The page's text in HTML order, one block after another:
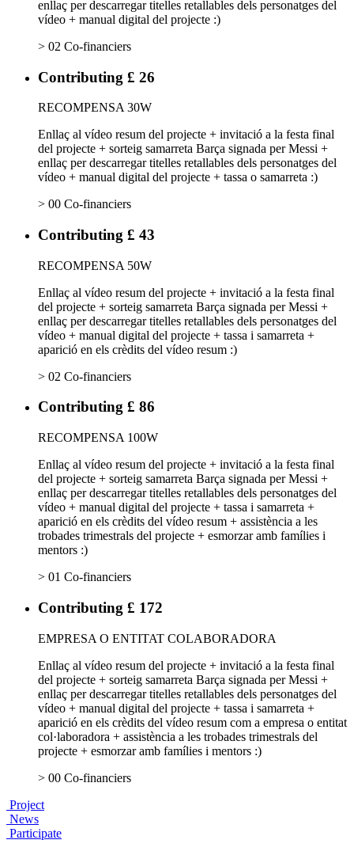
enllaç per descarregar titelles retallables dels personatges del
vídeo + manual digital del projecte :)
> 02 Co-financiers
Contributing £ 26
RECOMPENSA 30W
Enllaç al vídeo resum del projecte + invitació a la festa final
del projecte + sorteig samarreta Barça signada per Messi +
enllaç per descarregar titelles retallables dels personatges del
vídeo + manual digital del projecte + tassa o samarreta :)
> 00 Co-financiers
Contributing £ 43
RECOMPENSA 50W
Enllaç al vídeo resum del projecte + invitació a la festa final
del projecte + sorteig samarreta Barça signada per Messi +
enllaç per descarregar titelles retallables dels personatges del
vídeo + manual digital del projecte + tassa i samarreta +
aparició en els crèdits del vídeo resum :)
> 02 Co-financiers
Contributing £ 86
RECOMPENSA 100W
Enllaç al vídeo resum del projecte + invitació a la festa final
del projecte + sorteig samarreta Barça signada per Messi +
enllaç per descarregar titelles retallables dels personatges del
vídeo + manual digital del projecte + tassa i samarreta +
aparició en els crèdits del vídeo resum + assistència a les
trobades trimestrals del projecte + esmorzar amb famílies i
mentors :)
> 01 Co-financiers
Contributing £ 172
EMPRESA O ENTITAT COLABORADORA
Enllaç al vídeo resum del projecte + invitació a la festa final
del projecte + sorteig samarreta Barça signada per Messi +
enllaç per descarregar titelles retallables dels personatges del
vídeo + manual digital del projecte + tassa i samarreta +
aparició en els crèdits del vídeo resum com a empresa o entitat
col·laboradora + assistència a les trobades trimestrals del
projecte + esmorzar amb famílies i mentors :)
> 00 Co-financiers
Project
News
Participate